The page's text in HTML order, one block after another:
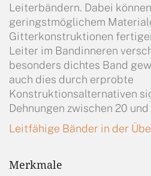
DE
Leiterbändern. Dabei
geringstmöglichem
Gitterkonstruktionen
Leiter im Bandinneren
besonders dichtes Band
auch dies durch erprobte
Konstruktionsalternativen
Dehnungen zwischen 20
Leitfähige Bänder in der
Merkmale